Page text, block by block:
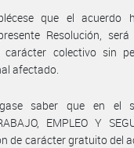
que el
Resolución,
colectivo sin
afectado.
saber que en el
EMPLEO Y
de carácter gratuito del